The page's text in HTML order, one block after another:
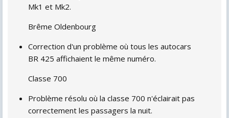
Mk1 et Mk2.
Brême Oldenbourg
Correction d'un problème où tous les autocars
BR 425 affichaient le même numéro.
Classe 700
Problème résolu où la classe 700 n'éclairait pas
correctement les passagers la nuit.